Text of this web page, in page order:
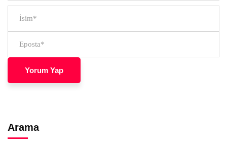
Arama